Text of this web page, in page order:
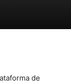
de